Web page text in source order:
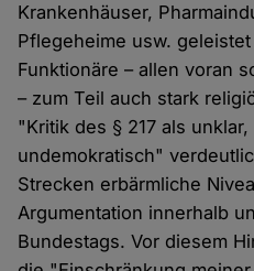
Krankenhäuser,
Pflegeheime usw.
Funktionäre – allen voran
– zum Teil auch stark
"Kritik des § 217 als
undemokratisch"
Strecken erbärmliche
Argumentation innerhalb
Bundestags. Vor diesem